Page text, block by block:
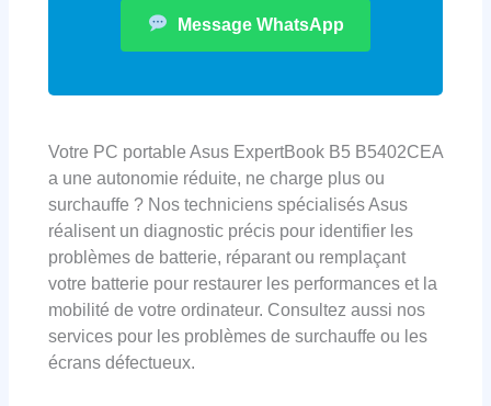
Message WhatsApp
Votre PC portable Asus ExpertBook B5 B5402CEA
a une autonomie réduite, ne charge plus ou
surchauffe ? Nos techniciens spécialisés Asus
réalisent un diagnostic précis pour identifier les
problèmes de batterie, réparant ou remplaçant
votre batterie pour restaurer les performances et la
mobilité de votre ordinateur. Consultez aussi nos
services pour les problèmes de surchauffe ou les
écrans défectueux.